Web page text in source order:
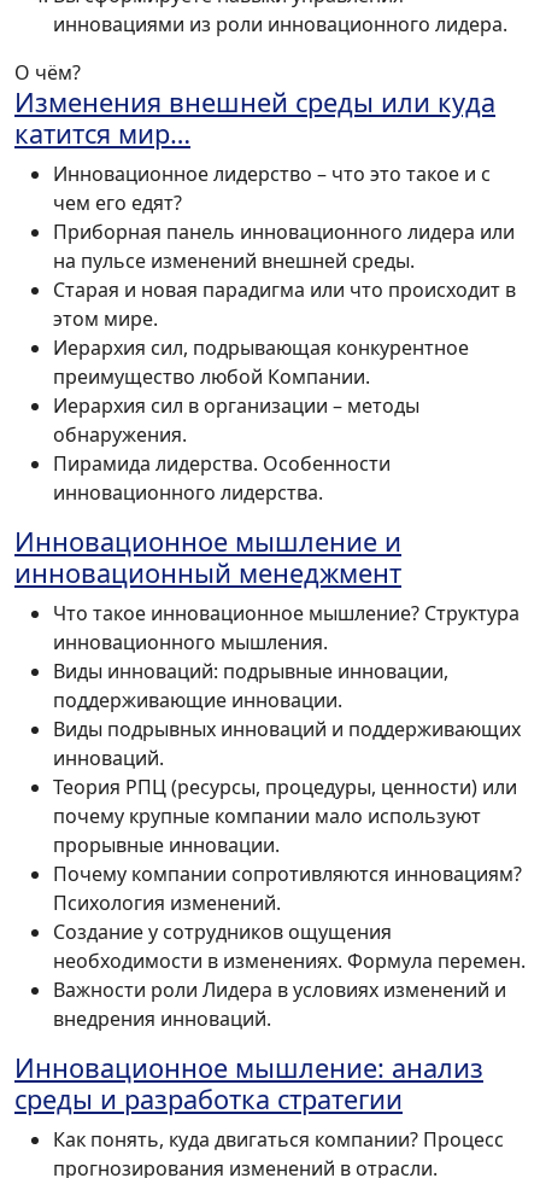
инновациями из роли инновационного лидера.
О чём?
Изменения внешней среды или куда
катится мир…
Инновационное лидерство – что это такое и с
чем его едят?
Приборная панель инновационного лидера или
на пульсе изменений внешней среды.
Старая и новая парадигма или что происходит в
этом мире.
Иерархия сил, подрывающая конкурентное
преимущество любой Компании.
Иерархия сил в организации – методы
обнаружения.
Пирамида лидерства. Особенности
инновационного лидерства.
Инновационное мышление и
инновационный менеджмент
Что такое инновационное мышление? Структура
инновационного мышления.
Виды инноваций: подрывные инновации,
поддерживающие инновации.
Виды подрывных инноваций и поддерживающих
инноваций.
Теория РПЦ (ресурсы, процедуры, ценности) или
почему крупные компании мало используют
прорывные инновации.
Почему компании сопротивляются инновациям?
Психология изменений.
Создание у сотрудников ощущения
необходимости в изменениях. Формула перемен.
Важности роли Лидера в условиях изменений и
внедрения инноваций.
Инновационное мышление: анализ
среды и разработка стратегии
Как понять, куда двигаться компании? Процесс
прогнозирования изменений в отрасли.